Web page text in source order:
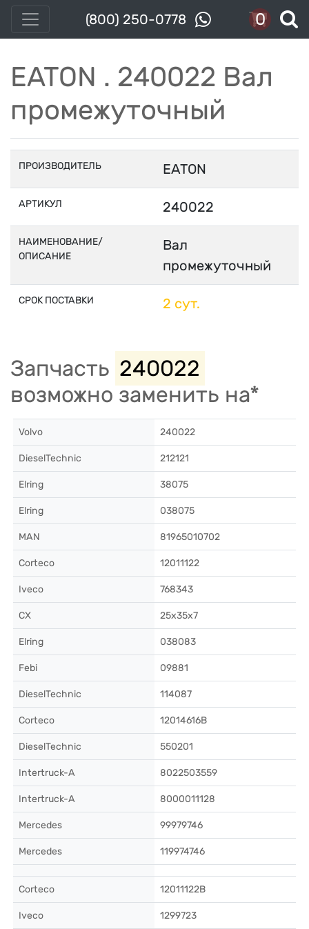
(800) 250-0778 0
EATON . 240022 Вал
промежуточный
ПРОИЗВОДИТЕЛЬ EATON
АРТИКУЛ 240022
НАИМЕНОВАНИЕ/
ОПИСАНИЕ
Вал
промежуточный
СРОК ПОСТАВКИ 2 сут.
Запчасть 240022
возможно заменить на*
Volvo 240022
DieselTechnic 212121
Elring 38075
Elring 038075
MAN 81965010702
Corteco 12011122
Iveco 768343
CX 25x35x7
Elring 038083
Febi 09881
DieselTechnic 114087
Corteco 12014616B
DieselTechnic 550201
Intertruck-A 8022503559
Intertruck-A 8000011128
Mercedes 99979746
Mercedes 119974746
Corteco 12011122B
Iveco 1299723